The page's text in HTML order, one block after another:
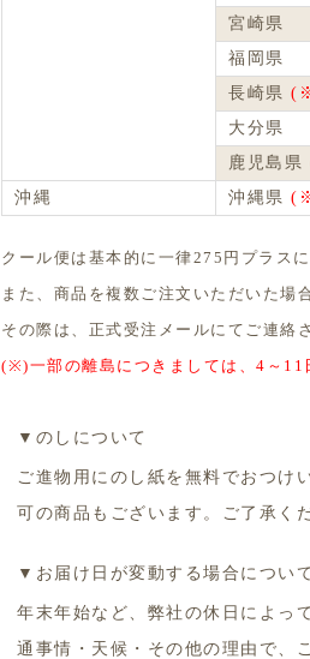
宮崎県
福岡県
長崎県
大分県
鹿児島県
沖縄
沖縄県
クール便は基本的に一律275円プラスに
また、商品を複数ご注文いただいた場
その際は、正式受注メールにてご連絡
(※)一部の離島につきましては、4～11
▼のしについて
ご進物用にのし紙を無料でおつけ
可の商品もございます。ご了承く
▼お届け日が変動する場合について
年末年始など、弊社の休日によっ
通事情・天候・その他の理由で、